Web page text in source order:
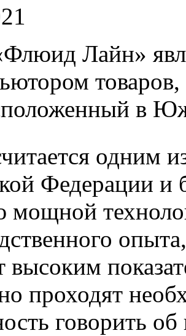
Лайн»
в
одним
Федерации и
мощной
высоким
проходят
говорить